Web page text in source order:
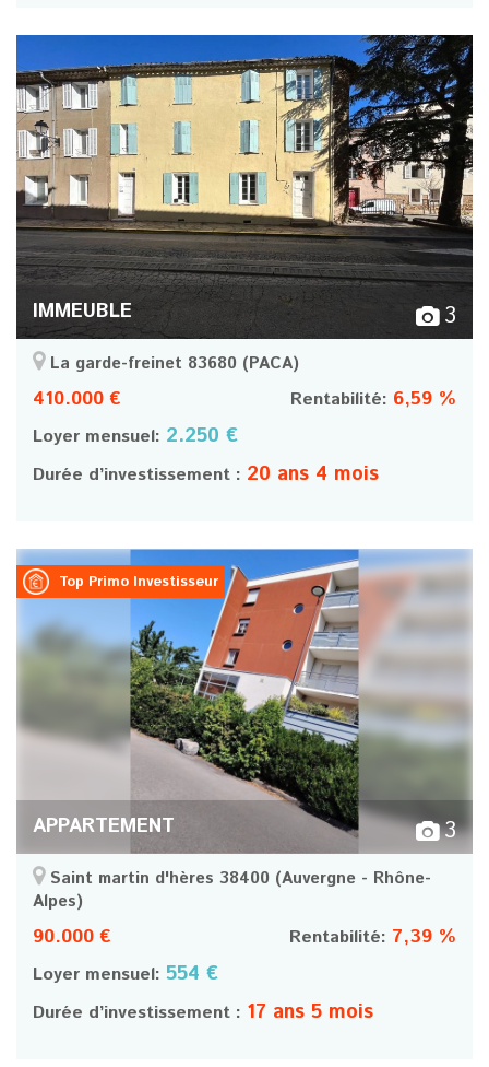
IMMEUBLE 3
La garde-freinet 83680 (PACA)
410.000 € Rentabilité: 6,59 %
Loyer mensuel: 2.250 €
Durée d’investissement : 20 ans 4 mois
Top Primo Investisseur
APPARTEMENT 3
Saint martin d'hères 38400 (Auvergne - Rhône-
Alpes)
90.000 € Rentabilité: 7,39 %
Loyer mensuel: 554 €
Durée d’investissement : 17 ans 5 mois